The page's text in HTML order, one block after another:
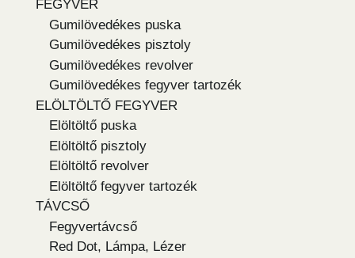
FEGYVER
Gumilövedékes puska
Gumilövedékes pisztoly
Gumilövedékes revolver
Gumilövedékes fegyver tartozék
ELÖLTÖLTŐ FEGYVER
Elöltöltő puska
Elöltöltő pisztoly
Elöltöltő revolver
Elöltöltő fegyver tartozék
TÁVCSŐ
Fegyvertávcső
Red Dot, Lámpa, Lézer